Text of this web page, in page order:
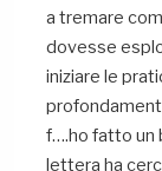
a tremare
dovesse
iniziare le
f….ho fatto un
lettera ha